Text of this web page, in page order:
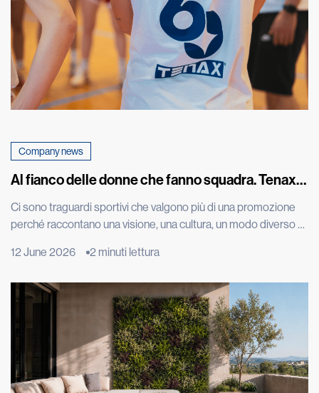
Company news
Al fianco delle donne che fanno squadra. Tenax
A1 della squadra di basket femminile di Costa
Masnaga
Ci sono traguardi sportivi che valgono più di una promozione
perché raccontano una visione, una cultura, un modo diverso di
Masnaga, squadra di basket femminile di cui siamo sponsor, è
tecnica e spirito di squadra, ma […]
12 June 2026 2 minuti lettura